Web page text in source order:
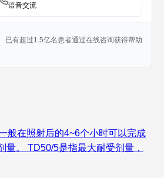
语音交流
已有超过1.5亿名患者通过在线咨询获得帮助
般在照射后的4~6个小时可以完成
。 TD50/5是指最大耐受剂量，